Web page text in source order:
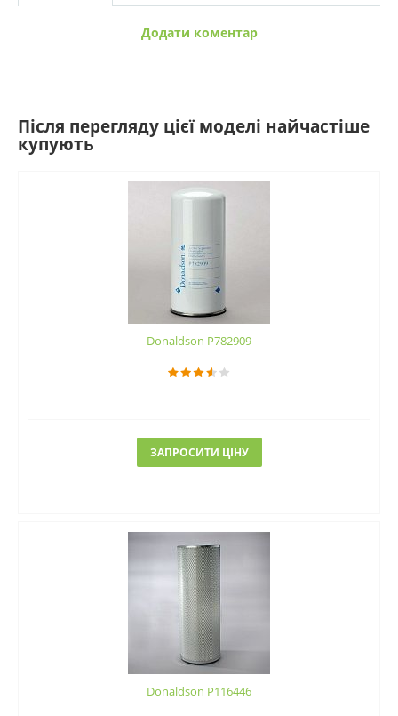
Додати коментар
Після перегляду цієї моделі найчастіше
купують
Donaldson P782909
ЗАПРОСИТИ ЦІНУ
Donaldson P116446